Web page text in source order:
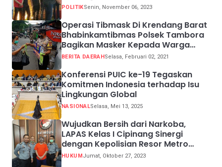
POLITIKSenin, November 06, 2023
Operasi Tibmask Di Krendang Barat
Bhabinkamtibmas Polsek Tambora
Bagikan Masker Kepada Warga
Pelanggar Prokes
BERITA DAERAHSelasa, Februari 02, 2021
Konferensi PUIC ke-19 Tegaskan
Komitmen Indonesia terhadap Isu
Lingkungan Global
NASIONALSelasa, Mei 13, 2025
Wujudkan Bersih dari Narkoba,
LAPAS Kelas I Cipinang Sinergi
dengan Kepolisian Resor Metro
Jakarta Barat
HUKUMJumat, Oktober 27, 2023